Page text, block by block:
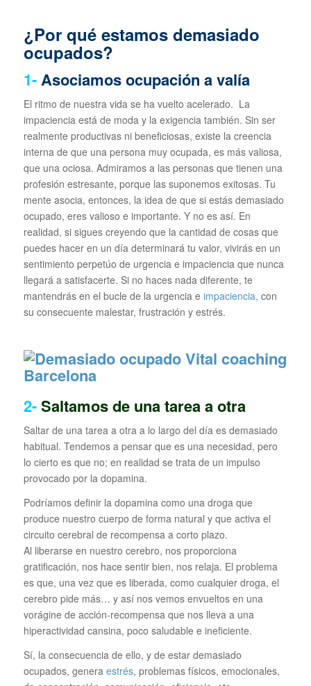
¿Por qué estamos demasiado
ocupados?
1- Asociamos ocupación a valía
El ritmo de nuestra vida se ha vuelto acelerado. La
impaciencia está de moda y la exigencia también. Sin ser
realmente productivas ni beneficiosas, existe la creencia
interna de que una persona muy ocupada, es más valiosa,
que una ociosa. Admiramos a las personas que tienen una
profesión estresante, porque las suponemos exitosas. Tu
mente asocia, entonces, la idea de que si estás demasiado
ocupado, eres valioso e importante. Y no es así. En
realidad, si sigues creyendo que la cantidad de cosas que
puedes hacer en un día determinará tu valor, vivirás en un
sentimiento perpetúo de urgencia e impaciencia que nunca
llegará a satisfacerte. Si no haces nada diferente, te
mantendrás en el bucle de la urgencia e impaciencia, con
su consecuente malestar, frustración y estrés.
2- Saltamos de una tarea a otra
Saltar de una tarea a otra a lo largo del día es demasiado
habitual. Tendemos a pensar que es una necesidad, pero
lo cierto es que no; en realidad se trata de un impulso
provocado por la dopamina.
Podríamos definir la dopamina como una droga que
produce nuestro cuerpo de forma natural y que activa el
circuito cerebral de recompensa a corto plazo.
Al liberarse en nuestro cerebro, nos proporciona
gratificación, nos hace sentir bien, nos relaja. El problema
es que, una vez que es liberada, como cualquier droga, el
cerebro pide más… y así nos vemos envueltos en una
vorágine de acción-recompensa que nos lleva a una
hiperactividad cansina, poco saludable e ineficiente.
Sí, la consecuencia de ello, y de estar demasiado
ocupados, genera estrés, problemas físicos, emocionales,